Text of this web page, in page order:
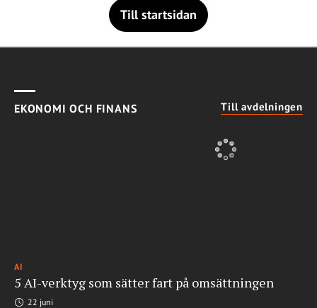
Till startsidan
EKONOMI OCH FINANS Till avdelningen
AI
5 AI-verktyg som sätter fart på omsättningen
22 juni